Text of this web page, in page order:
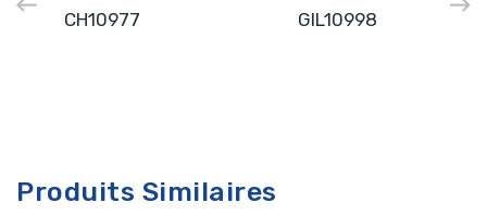
CH10977 GIL10998
Produits Similaires